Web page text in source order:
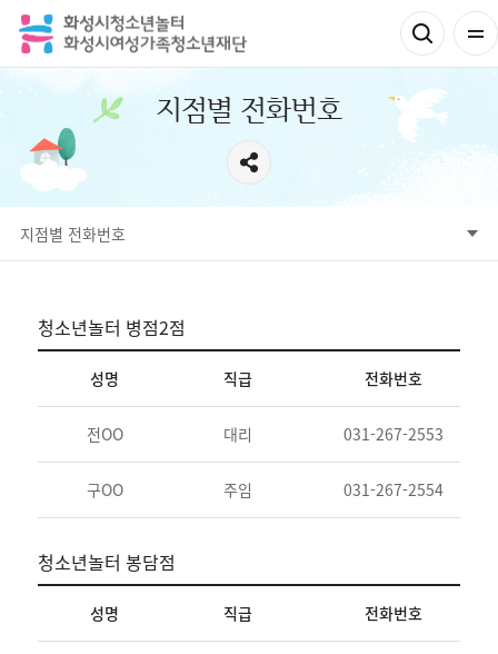
지점별 전화번호
지점별 전화번호
청소년놀터 병점2점
성명 직급 전화번호
전OO 대리 031-267-2553
구OO
주임 031-267-2554
청소년놀터 봉담점
성명 직급 전화번호